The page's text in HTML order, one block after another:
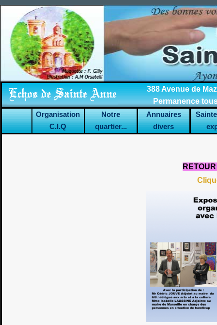
388 Avenue de
Permanence
Organisation
C.I.Q
Notre
quartier...
Annuaires
divers